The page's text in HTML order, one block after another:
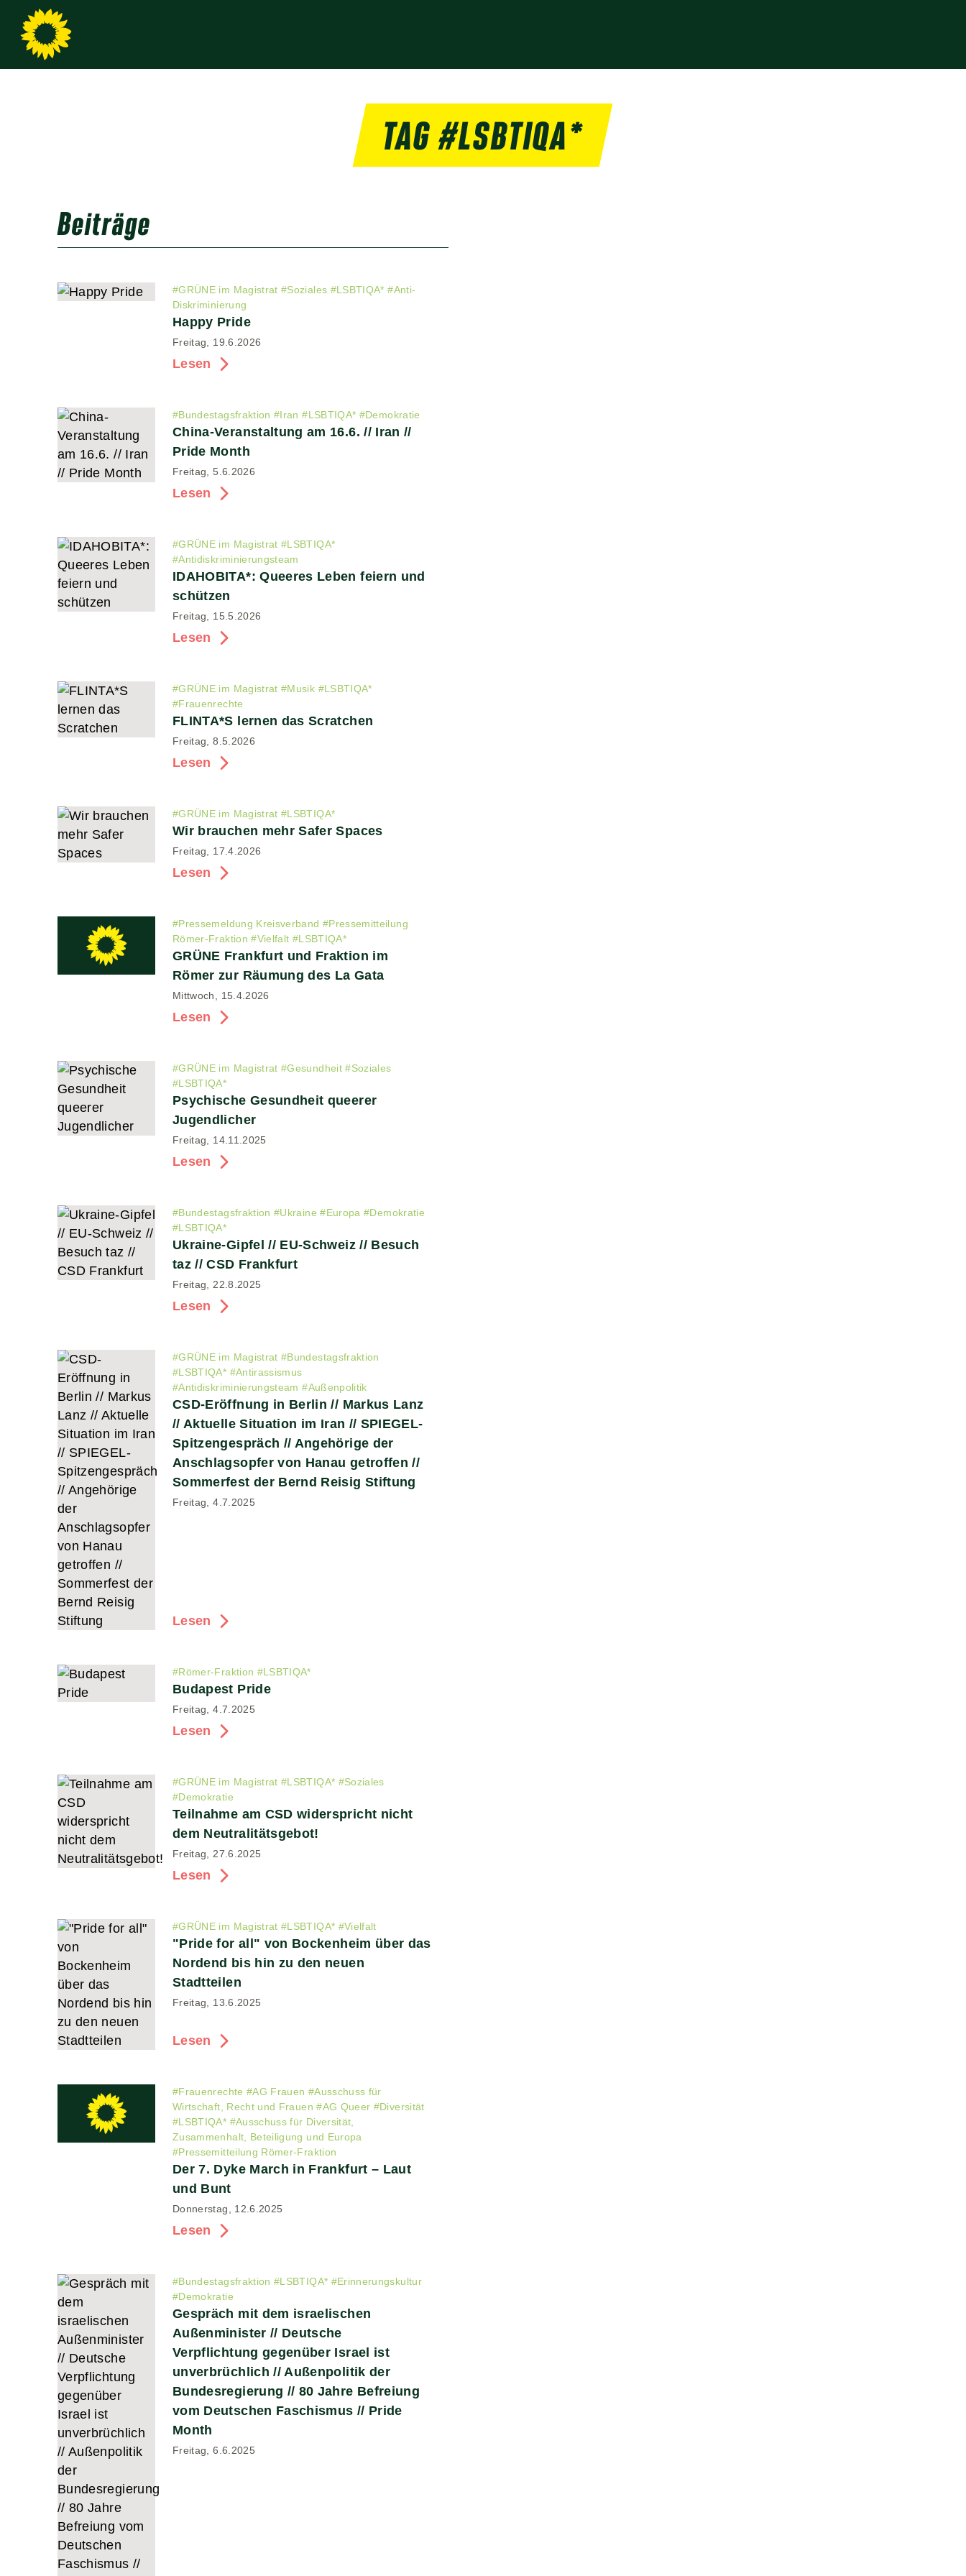
TAG #LSBTIQA*
Beiträge
#GRÜNE im Magistrat #Soziales #LSBTIQA* #Anti-
Diskriminierung
Happy Pride
Freitag, 19.6.2026
Lesen
#Bundestagsfraktion #Iran #LSBTIQA* #Demokratie
China-Veranstaltung am 16.6. // Iran //
Pride Month
Freitag, 5.6.2026
Lesen
#GRÜNE im Magistrat #LSBTIQA*
#Antidiskriminierungsteam
IDAHOBITA*: Queeres Leben feiern und
schützen
Freitag, 15.5.2026
Lesen
#GRÜNE im Magistrat #Musik #LSBTIQA*
#Frauenrechte
FLINTA*S lernen das Scratchen
Freitag, 8.5.2026
Lesen
#GRÜNE im Magistrat #LSBTIQA*
Wir brauchen mehr Safer Spaces
Freitag, 17.4.2026
Lesen
#Pressemeldung Kreisverband #Pressemitteilung
Römer-Fraktion #Vielfalt #LSBTIQA*
GRÜNE Frankfurt und Fraktion im
Römer zur Räumung des La Gata
Mittwoch, 15.4.2026
Lesen
#GRÜNE im Magistrat #Gesundheit #Soziales
#LSBTIQA*
Psychische Gesundheit queerer
Jugendlicher
Freitag, 14.11.2025
Lesen
#Bundestagsfraktion #Ukraine #Europa #Demokratie
#LSBTIQA*
Ukraine-Gipfel // EU-Schweiz // Besuch
taz // CSD Frankfurt
Freitag, 22.8.2025
Lesen
#GRÜNE im Magistrat #Bundestagsfraktion
#LSBTIQA* #Antirassismus
#Antidiskriminierungsteam #Außenpolitik
CSD-Eröffnung in Berlin // Markus Lanz
// Aktuelle Situation im Iran // SPIEGEL-
Spitzengespräch // Angehörige der
Anschlagsopfer von Hanau getroffen //
Sommerfest der Bernd Reisig Stiftung
Freitag, 4.7.2025
Lesen
#Römer-Fraktion #LSBTIQA*
Budapest Pride
Freitag, 4.7.2025
Lesen
#GRÜNE im Magistrat #LSBTIQA* #Soziales
#Demokratie
Teilnahme am CSD widerspricht nicht
dem Neutralitätsgebot!
Freitag, 27.6.2025
Lesen
#GRÜNE im Magistrat #LSBTIQA* #Vielfalt
"Pride for all" von Bockenheim über das
Nordend bis hin zu den neuen
Stadtteilen
Freitag, 13.6.2025
Lesen
#Frauenrechte #AG Frauen #Ausschuss für
Wirtschaft, Recht und Frauen #AG Queer #Diversität
#LSBTIQA* #Ausschuss für Diversität,
Zusammenhalt, Beteiligung und Europa
#Pressemitteilung Römer-Fraktion
Der 7. Dyke March in Frankfurt – Laut
und Bunt
Donnerstag, 12.6.2025
Lesen
#Bundestagsfraktion #LSBTIQA* #Erinnerungskultur
#Demokratie
Gespräch mit dem israelischen
Außenminister // Deutsche
Verpflichtung gegenüber Israel ist
unverbrüchlich // Außenpolitik der
Bundesregierung // 80 Jahre Befreiung
vom Deutschen Faschismus // Pride
Month
Freitag, 6.6.2025